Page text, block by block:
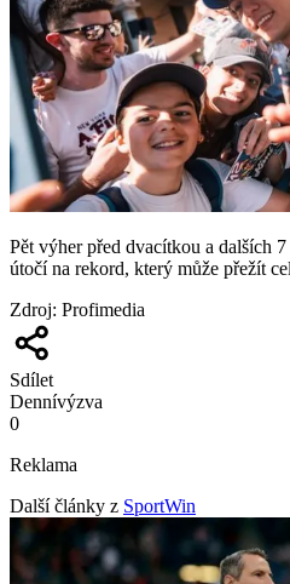
Pět výher před dvacítkou a dalších
útočí na rekord, který může přežít
Zdroj: Profimedia
Sdílet
Dennívýzva
0
Reklama
Další články z SportWin